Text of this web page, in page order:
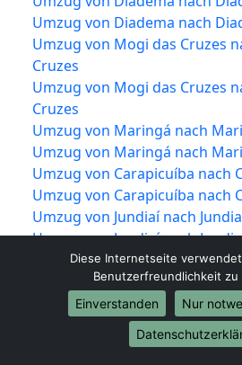
Umzug von Diadema nach
Umzug von Mogi das Cruzes
Cruzes
Umzug von Mogi das Cruzes
Cruzes
Umzug von Maringá nach
Umzug von Maringá nach
Umzug von Carapicuíba nach
Umzug von Carapicuíba nach
Umzug von Jundiaí nach
Umzug von Jundiaí nach
Umzug von Campina Grande
Umzug von Campina Grande
Umzug von Piracicaba nach
Diese Internetseite
Benutzerfreundlichkeit zu
Einverstanden
Nur